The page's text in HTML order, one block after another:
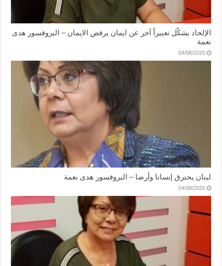
الإلحاد يشكّل تعبيراً آخر عن ايمان يرفض الايمان – البروفسور هدى
نعمة
04/08/2020
لبنان يحترق إنسانا وأرضا – البروفسور هدى نعمة
04/08/2020